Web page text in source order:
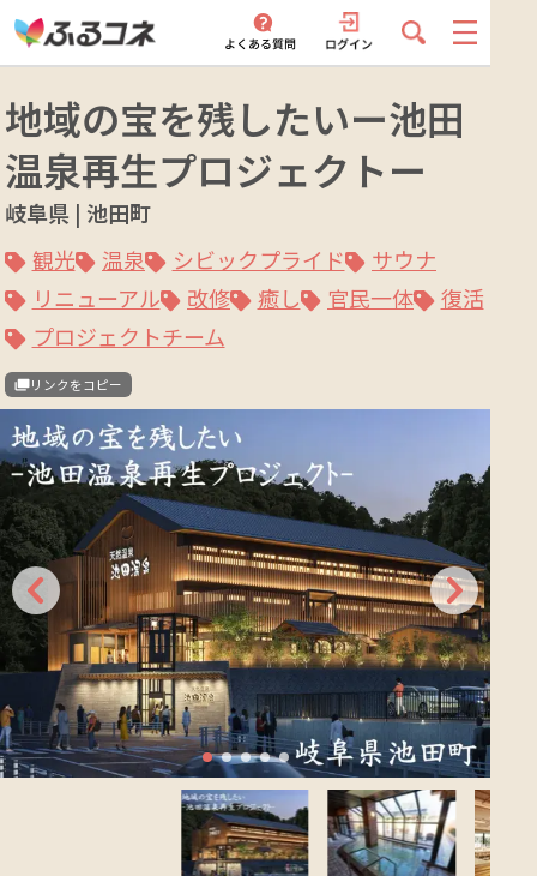
地域の宝を残したいー池田
温泉再生プロジェクトー
岐阜県 | 池田町
観光
温泉 シビックプライド
サウナ
リニューアル
改修 癒し 官民一体
復活
プロジェクトチーム
リンクをコピー